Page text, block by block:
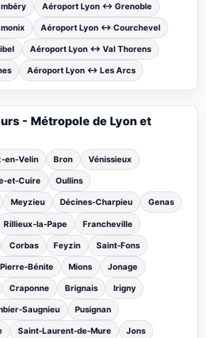
Aéroport Lyon ↔ Grenoble
Aéroport Lyon ↔ Courchevel
Aéroport Lyon ↔ Val Thorens
Aéroport Lyon ↔ Les Arcs
- Métropole de Lyon et
en-Velin Bron Vénissieux
et-Cuire Oullins
Meyzieu Décines-Charpieu Genas
Rillieux-la-Pape Francheville
Corbas Feyzin Saint-Fons
Pierre-Bénite Mions Jonage
Craponne Brignais Irigny
Saugnieu Pusignan
Saint-Laurent-de-Mure Jons